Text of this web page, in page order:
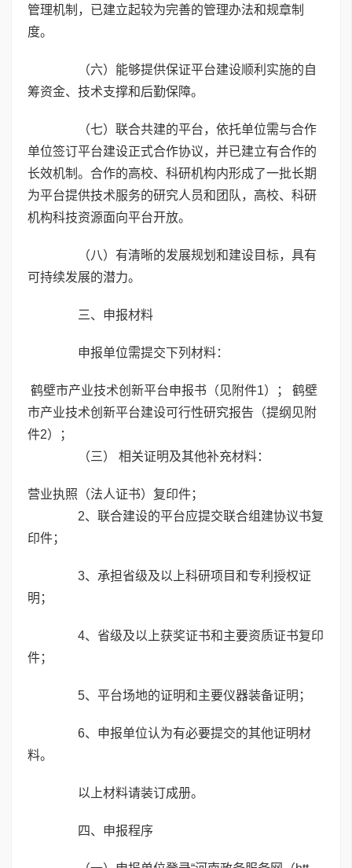
管理机制，已建立起较为完善的管理办法和规章制
度。
（六）能够提供保证平台建设顺利实施的自
筹资金、技术支撑和后勤保障。
（七）联合共建的平台，依托单位需与合作
单位签订平台建设正式合作协议，并已建立有合作的
长效机制。合作的高校、科研机构内形成了一批长期
为平台提供技术服务的研究人员和团队，高校、科研
机构科技资源面向平台开放。
（八）有清晰的发展规划和建设目标，具有
可持续发展的潜力。
三、申报材料
申报单位需提交下列材料：
鹤壁市产业技术创新平台申报书（见附件1）； 鹤壁
市产业技术创新平台建设可行性研究报告（提纲见附
件2）；
（三） 相关证明及其他补充材料：
营业执照（法人证书）复印件；
2、联合建设的平台应提交联合组建协议书复
印件；
3、承担省级及以上科研项目和专利授权证
明；
4、省级及以上获奖证书和主要资质证书复印
件；
5、平台场地的证明和主要仪器装备证明；
6、申报单位认为有必要提交的其他证明材
料。
以上材料请装订成册。
四、申报程序